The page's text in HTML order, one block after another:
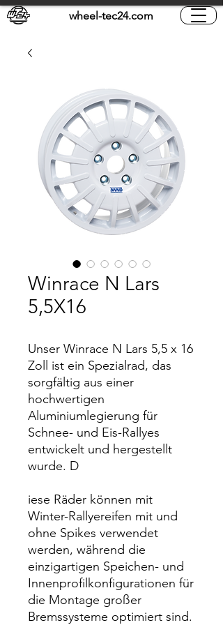
wheel-tec24.com
Winrace N Lars
5,5X16
Unser Winrace N Lars 5,5 x 16
Zoll ist ein Spezialrad, das
sorgfältig aus einer
hochwertigen
Aluminiumlegierung für
Schnee- und Eis-Rallyes
entwickelt und hergestellt
wurde. D
iese Räder können mit
Winter-Rallyereifen mit und
ohne Spikes verwendet
werden, während die
einzigartigen Speichen- und
Innenprofilkonfigurationen für
die Montage großer
Bremssysteme optimiert sind.